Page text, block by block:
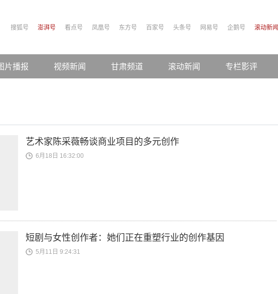
搜狐号 澎湃号 看点号 凤凰号 东方号 百家号 头条号 网易号 企鹅号 滚动新闻
片播报 视频新闻 甘肃频道 滚动新闻 专栏影评
艺术家陈采薇畅谈商业项目的多元创作
6月18日 16:32:00
短剧与女性创作者：她们正在重塑行业的创作基因
5月11日 9:24:31